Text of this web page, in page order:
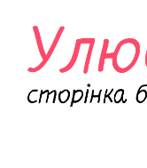
контенту